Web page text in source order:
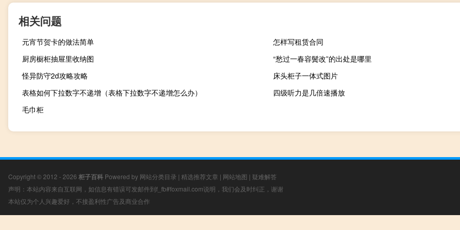
相关问题
元宵节贺卡的做法简单
怎样写租赁合同
厨房橱柜抽屉里收纳图
“愁过一春容鬓改”的出处是哪里
怪异防守2d攻略攻略
床头柜子一体式图片
表格如何下拉数字不递增（表格下拉数字不递增怎么办）
四级听力是几倍速播放
毛巾柜
Copyright © 2012 - 2026 柜子百科 Powered by 网站分类目录 | 精选推荐文章 | 网站地图 | 疑难解答
声明：本站内容来自互联网，如信息有错误可发邮件到f_fb#foxmail.com说明，我们会及时纠正，谢谢
本站仅为个人兴趣爱好，不接盈利性广告及商业合作